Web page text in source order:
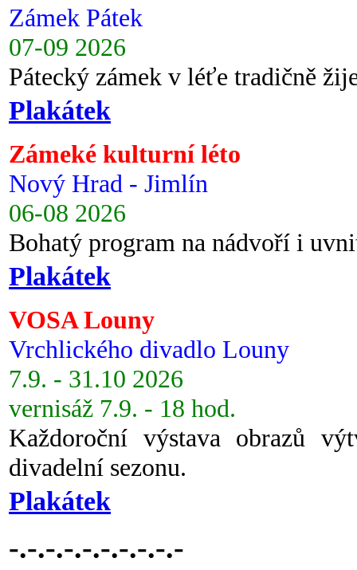
Zámek Pátek
07-09 2026
Pátecký zámek v léťe tradičně
Plakátek
Zámeké kulturní léto
Nový Hrad - Jimlín
06-08 2026
Bohatý program na nádvoří i
Plakátek
VOSA Louny
Vrchlického divadlo Louny
7.9. - 31.10 2026
vernisáž 7.9. - 18 hod.
Každoroční výstava obrazů
divadelní sezonu.
Plakátek
-.-.-.-.-.-.-.-.-.-